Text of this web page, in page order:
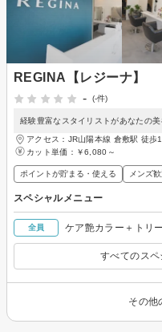
REGINA【レジーナ】
-
(-件)
経験豊富なスタイリストがあなたの美
アクセス：JR山陽本線 倉敷駅 徒歩
カット単価： ￥6,080～
ポイントが貯まる・使える メンズ歓
スペシャルメニュー
全員 ケア艶カラー＋トリ
すべてのス
その他